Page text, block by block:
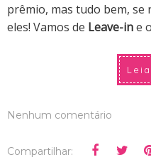
prêmio, mas tudo bem, se
eles! Vamos de Leave-ine
Nenhum comentário
Compartilhar: